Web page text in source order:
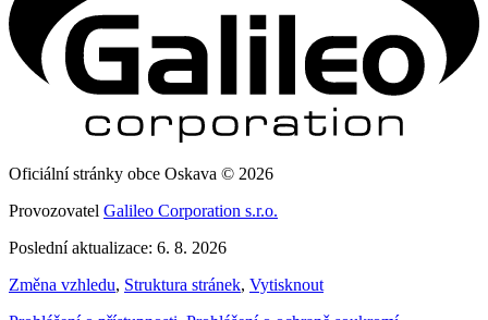
Oficiální stránky obce Oskava © 2026
Provozovatel Galileo Corporation s.r.o.
Poslední aktualizace: 6. 8. 2026
Změna vzhledu, Struktura stránek, Vytisknout